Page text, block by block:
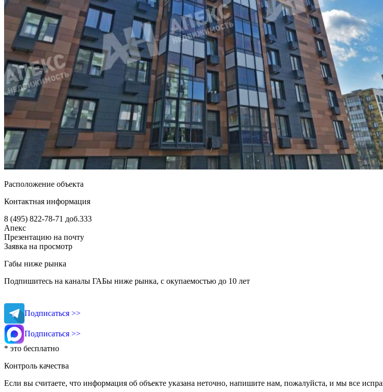
Расположение объекта
Контактная информация
8 (495) 822-78-71 доб.333
Апекс
Презентацию на почту
Заявка на просмотр
Габы ниже рынка
Подпишитесь на каналы ГАБы ниже рынка, с окупаемостью до 10 лет
Подписаться >>
Подписаться >>
* это бесплатно
Контроль качества
Если вы считаете, что информация об объекте указана неточно, напишите нам, пожалуйста, и мы все